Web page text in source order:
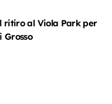
ritiro al Viola Park per
Grosso